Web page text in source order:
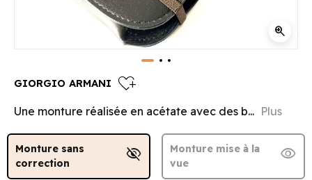
zoom_in
GIORGIO ARMANI heart_plus
Une monture réalisée en acétate avec des b... Plus
Monture sans
correction
visibility_off
Monture mise à la
vue
visibility